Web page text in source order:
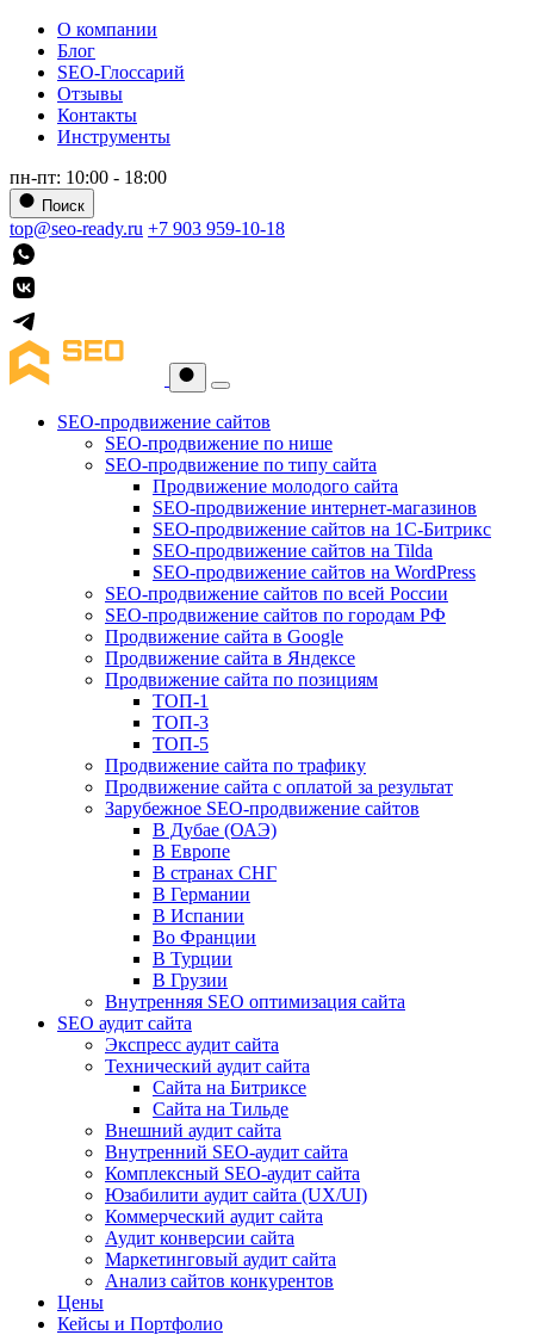
О компании
Блог
SEO-Глоссарий
Отзывы
Контакты
Инструменты
пн-пт: 10:00 - 18:00
Поиск
top@seo-ready.ru +7 903 959-10-18
SEO-продвижение сайтов
SEO-продвижение по нише
SEO-продвижение по типу сайта
Продвижение молодого сайта
SEO-продвижение интернет-магазинов
SEO-продвижение сайтов на 1С-Битрикс
SEO-продвижение сайтов на Tilda
SEO-продвижение сайтов на WordPress
SEO-продвижение сайтов по всей России
SEO-продвижение сайтов по городам РФ
Продвижение сайта в Google
Продвижение сайта в Яндексе
Продвижение сайта по позициям
ТОП-1
ТОП-3
ТОП-5
Продвижение сайта по трафику
Продвижение сайта с оплатой за результат
Зарубежное SEO-продвижение сайтов
В Дубае (ОАЭ)
В Европе
В странах СНГ
В Германии
В Испании
Во Франции
В Турции
В Грузии
Внутренняя SEO оптимизация сайта
SEO аудит сайта
Экспресс аудит сайта
Технический аудит сайта
Сайта на Битриксе
Сайта на Тильде
Внешний аудит сайта
Внутренний SEO-аудит сайта
Комплексный SEO-аудит сайта
Юзабилити аудит сайта (UX/UI)
Коммерческий аудит сайта
Аудит конверсии сайта
Маркетинговый аудит сайта
Анализ сайтов конкурентов
Цены
Кейсы и Портфолио